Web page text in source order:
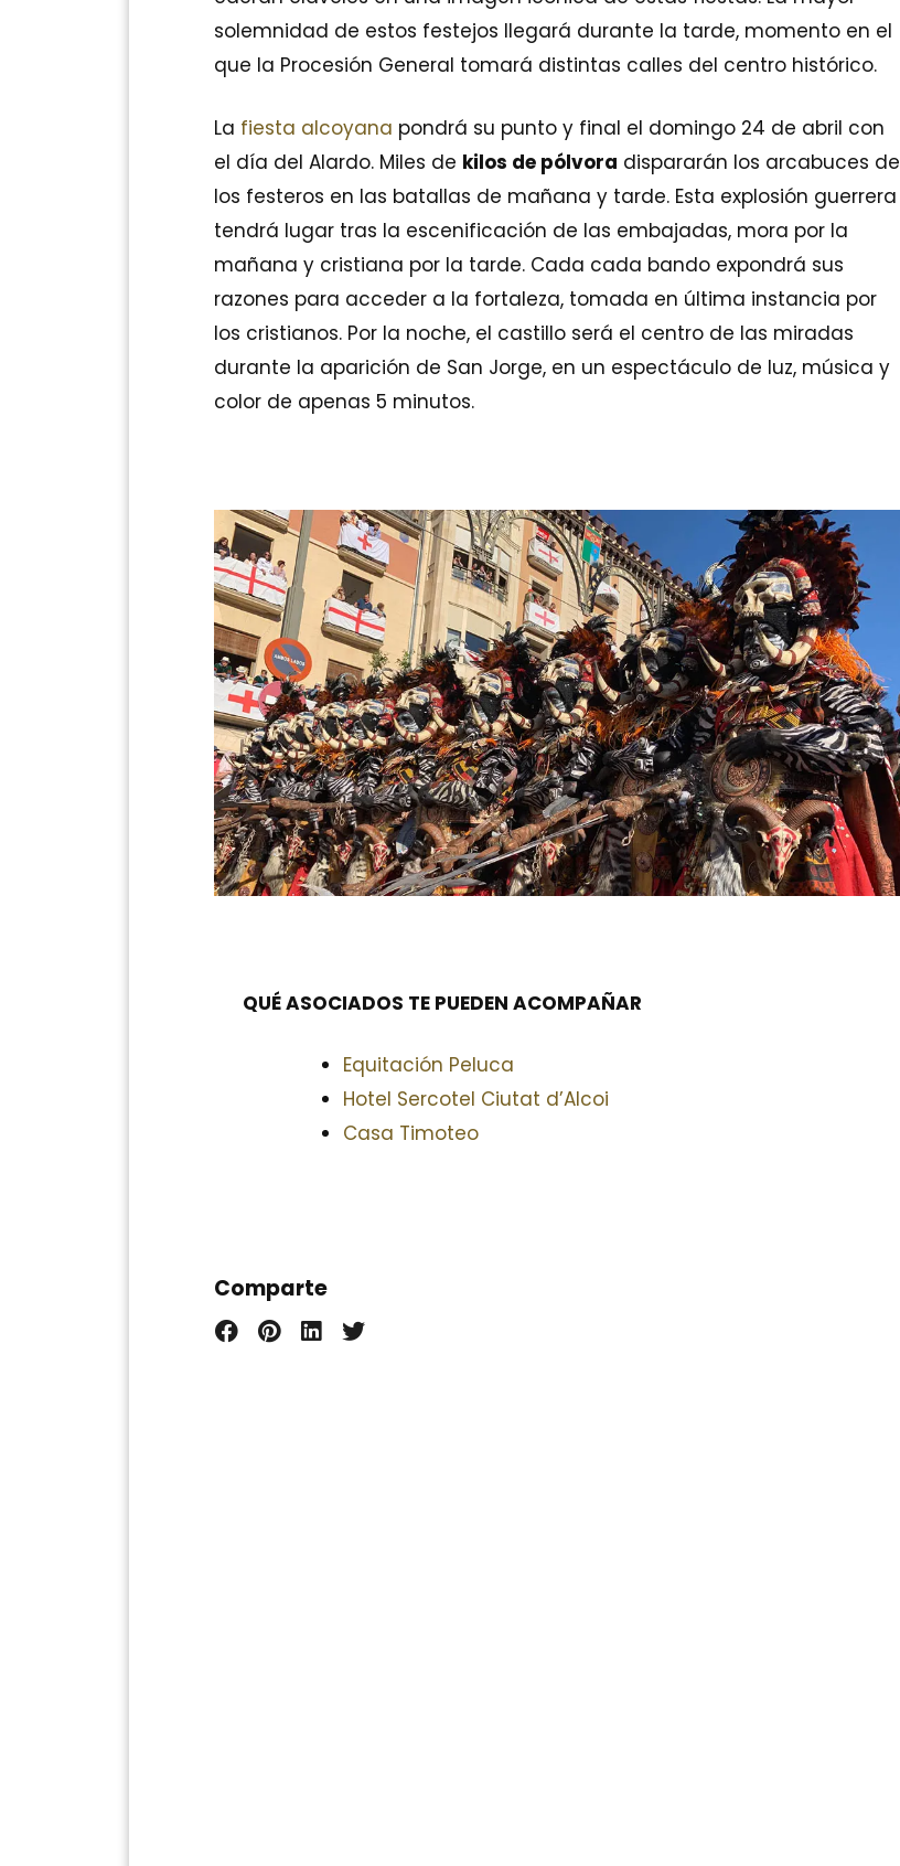
solemnidad de estos festejos llegará durante la tarde, momento en el
que la Procesión General tomará distintas calles del centro histórico.
La fiesta alcoyana pondrá su punto y final el domingo 24 de abril con
el día del Alardo. Miles de kilos de pólvora dispararán los arcabuces de
los festeros en las batallas de mañana y tarde. Esta explosión guerrera
tendrá lugar tras la escenificación de las embajadas, mora por la
mañana y cristiana por la tarde. Cada cada bando expondrá sus
razones para acceder a la fortaleza, tomada en última instancia por
los cristianos. Por la noche, el castillo será el centro de las miradas
durante la aparición de San Jorge, en un espectáculo de luz, música y
color de apenas 5 minutos.
QUÉ ASOCIADOS TE PUEDEN ACOMPAÑAR
Equitación Peluca
Hotel Sercotel Ciutat d’Alcoi
Casa Timoteo
Comparte